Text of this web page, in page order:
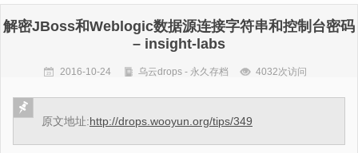
解密JBoss和Weblogic数据源连接字符串和控制台密码
– insight-labs
2016-10-24 乌云drops - 永久存档 4032次访问
原文地址:http://drops.wooyun.org/tips/349